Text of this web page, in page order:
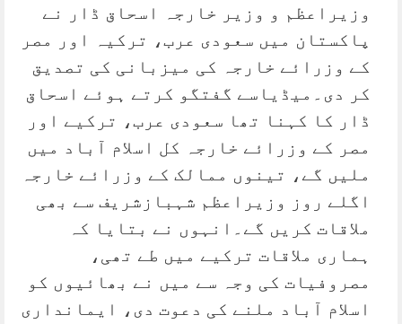
وزیراعظم و وزیر خارجہ اسحاق ڈار نے
پاکستان میں سعودی عرب، ترکیہ اور مصر
کے وزرائے خارجہ کی میزبانی کی تصدیق
کر دی۔میڈیاسے گفتگو کرتے ہوئے اسحاق
ڈار کا کہنا تھا سعودی عرب، ترکیے اور
مصر کے وزرائے خارجہ کل اسلام آباد میں
ملیں گے، تینوں ممالک کے وزرائے خارجہ
اگلے روز وزیراعظم شہبازشریف سے بھی
ملاقات کریں گے۔انہوں نے بتایا کہ
ہماری ملاقات ترکیے میں طے تھی،
مصروفیات کی وجہ سے میں نے بھائیوں کو
اسلام آباد ملنے کی دعوت دی، ایمانداری